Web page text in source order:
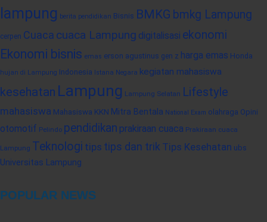
lampung berita pendidikan Bisnis BMKG bmkg Lampung
cerpen Cuaca cuaca Lampung digitalisasi ekonomi
Ekonomi bisnis emas erson agustinus gen z harga emas Honda
hujan di Lampung Indonesia Istana Negara kegiatan mahasiswa
kesehatan Lampung Lampung Selatan Lifestyle
mahasiswa Mahasiswa KKN Mitra Bentala National Exam olahraga Opini
otomotif Pelindo pendidikan prakiraan cuaca Prakiraan cuaca
Lampung Teknologi tips tips dan trik Tips Kesehatan ubs
Universitas Lampung
POPULAR NEWS